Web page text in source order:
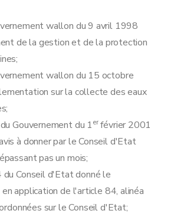
2 Eauwallon du 9 avril 1998
de la gestion et de la protection
wallon du 15 octobre
sur la collecte des eaux
Gouvernement du 1erfévrier 2001
à donner par le Conseil d'Etat
pas un mois;
Conseil d'Etat donné le
application de l'article 84, alinéa
sur le Conseil d'Etat;